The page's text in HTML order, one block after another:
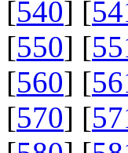
[540] [
[550] [
[560] [
[570] [